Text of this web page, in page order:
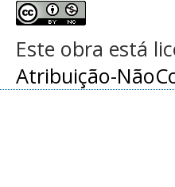
Este obra está
Atribuição-